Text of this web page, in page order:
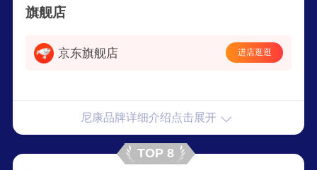
发展，还生产护目镜，眼科检查设备，双筒望远
旗舰店
京东旗舰店 进店逛逛
尼康品牌详细介绍点击展开
TOP 8